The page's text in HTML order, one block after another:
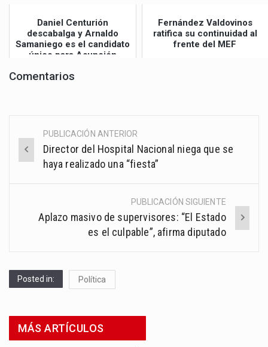
Daniel Centurión
descabalga y Arnaldo
Samaniego es el candidato
único para Asunción
Fernández Valdovinos
ratifica su continuidad al
frente del MEF
Comentarios
Post
navigation
PUBLICACIÓN ANTERIOR
Director del Hospital Nacional niega que se
haya realizado una “fiesta”
PUBLICACIÓN SIGUIENTE
Aplazo masivo de supervisores: “El Estado
es el culpable”, afirma diputado
Posted in: Política
MÁS ARTÍCULOS